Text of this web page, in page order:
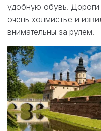
удобную обувь. Дороги
очень холмистые и
внимательны за рулём.